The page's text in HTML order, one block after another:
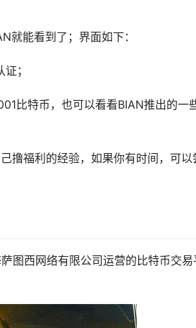
就能看到了；界面如下：
；
比特币，也可以看看BIAN推出的一
撸福利的经验，如果你有时间，可以
图西网络有限公司运营的比特币交易